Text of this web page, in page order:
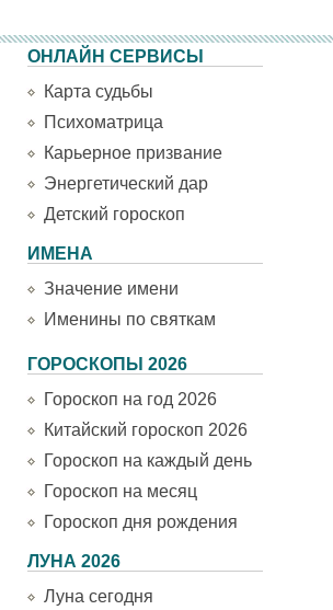
ОНЛАЙН СЕРВИСЫ
Карта судьбы
Психоматрица
Карьерное призвание
Энергетический дар
Детский гороскоп
ИМЕНА
Значение имени
Именины по святкам
ГОРОСКОПЫ 2026
Гороскоп на год 2026
Китайский гороскоп 2026
Гороскоп на каждый день
Гороскоп на месяц
Гороскоп дня рождения
ЛУНА 2026
Луна сегодня